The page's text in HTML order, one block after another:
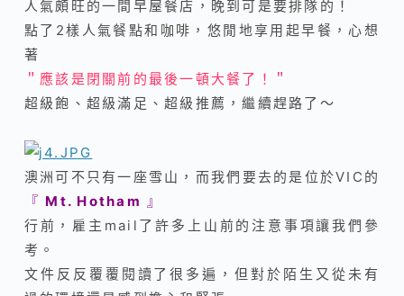
人氣頗旺的一間早屋餐店，晚到可是要排隊的！
點了2樣人氣餐點和咖啡，悠閒地享用起早餐，心想
著
＂應該是閉關前的最後一頓大餐了！＂
超級飽、超級滿足 、超級推薦，繼續趕路了～
澳洲可不只有一座雪山，而我們要去的是位於VIC的
『 Mt. Hotham 』
行前，雇主mail了許多上山前的注意事項讓我們參
考。
文件反反覆覆閱讀了很多遍，但對於陌生又從未有